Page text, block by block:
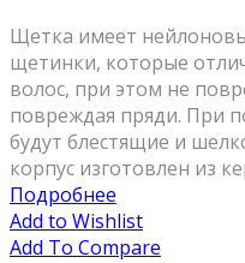
Щетка имеет
щетинки, которые
волос, при этом не
повреждая пряди. При
будут блестящие и
корпус изготовлен из
Подробнее
Add to Wishlist
Add To Compare